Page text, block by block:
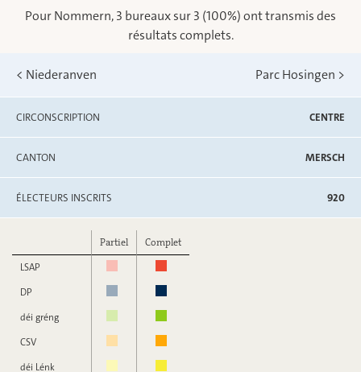
Pour Nommern, 3 bureaux sur 3 (100%) ont transmis des
résultats complets.
< Niederanven Parc Hosingen >
CIRCONSCRIPTION CENTRE
CANTON MERSCH
ÉLECTEURS INSCRITS 920
Partiel
Complet
LSAP
DP
déi gréng
CSV
déi Lénk